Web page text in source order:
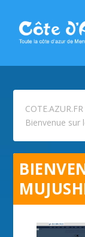
COTE.AZUR.FR
Bienvenue sur